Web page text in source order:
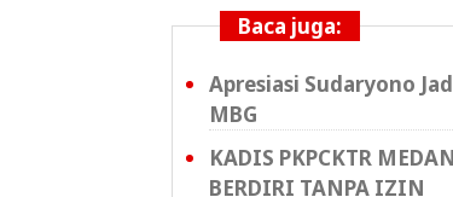
Baca juga:
Apresiasi Sudaryono
MBG
KADIS PKPCKTR
BERDIRI TANPA IZIN